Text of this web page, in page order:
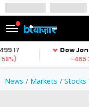
SIGN
Mode
News Markets Stocks